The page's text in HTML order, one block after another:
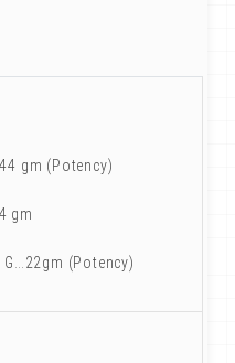
gm (Potency)
gm
(Potency)